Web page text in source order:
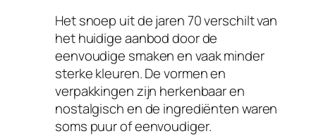
Het snoep uit de jaren 70 verschilt van
het huidige aanbod door de
eenvoudige smaken en vaak minder
sterke kleuren. De vormen en
verpakkingen zijn herkenbaar en
nostalgisch en de ingrediënten waren
soms puur of eenvoudiger.